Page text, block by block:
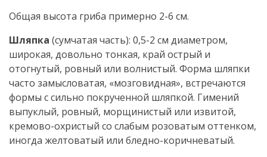
Общая высота гриба примерно 2-6 см.
Шляпка (сумчатая часть): 0,5-2 см диаметром,
широкая, довольно тонкая, край острый и
отогнутый, ровный или волнистый. Форма шляпки
часто замысловатая, «мозговидная», встречаются
формы с сильно покрученной шляпкой. Гимений
выпуклый, ровный, морщинистый или извитой,
кремово-охристый со слабым розоватым оттенком,
иногда желтоватый или бледно-коричневатый.